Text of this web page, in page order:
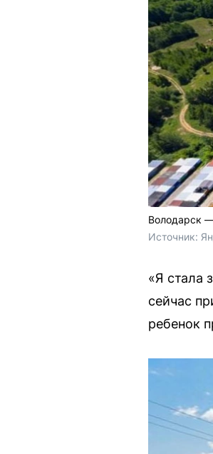
Володарск
Источник:
«Я стала
сейчас
ребенок